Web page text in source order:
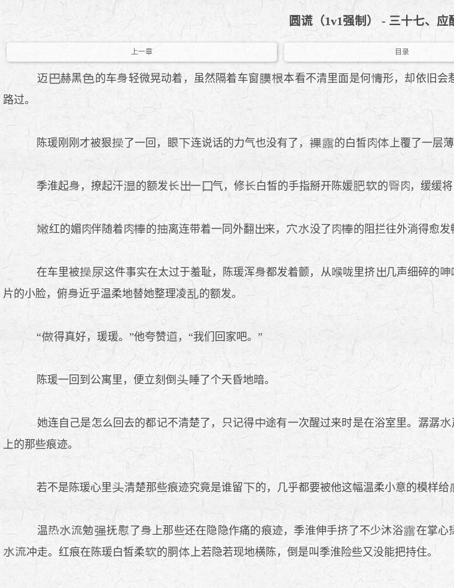
圆谎（1v1强制） - 三十七、应
上一章 目录
迈 赫黑 的车 轻微晃动着，虽然隔着车窗 本看不清里面是何 形，却依旧会
路过。
陈瑗刚刚才被狠 了一回， 连说话的力气也没有了， 的白皙 上覆了一层薄
季淮起 ，撩起汗 的额发 一 气，修 白皙的手指掰开陈媛 的 ，缓缓
红的媚 伴随着 的 离连带着一同外翻 来， 没了 的阻拦往外淌得愈发
在车里被 这件事实在太过于羞耻，陈瑗浑 都发着颤，从 咙里挤 几声细碎的
片的小脸，俯
近乎温柔地替她整理凌 的额发。
“ 得真好，瑗瑗。”他夸赞 ，“我们回家吧。”
陈瑗一回到公寓里，便立刻倒 睡了个天昏地暗。
她连自己是怎么回去的都记不清楚了，只记得 途有一次醒过来时是在浴室里。潺潺
上的那些痕迹。
若不是陈瑗心里 清楚那些痕迹究竟是谁留 的，几乎都要被他这幅温柔小意的模样给
温 勉 抚 了 上那些还在隐隐作痛的痕迹，季淮伸手挤了不少沐浴 在掌心
冲走。红痕在陈瑗白皙柔
的胴 上若隐若现地横陈，倒是叫季淮险些又没能把持住。